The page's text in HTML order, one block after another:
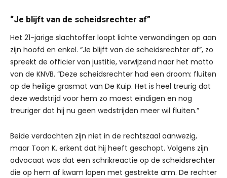
“Je blijft van de scheidsrechter af”
Het 21-jarige slachtoffer loopt lichte verwondingen op aan
zijn hoofd en enkel. “Je blijft van de scheidsrechter af”, zo
spreekt de officier van justitie, verwijzend naar het motto
van de KNVB. “Deze scheidsrechter had een droom: fluiten
op de heilige grasmat van De Kuip. Het is heel treurig dat
deze wedstrijd voor hem zo moest eindigen en nog
treuriger dat hij nu geen wedstrijden meer wil fluiten.”
Beide verdachten zijn niet in de rechtszaal aanwezig,
maar Toon K. erkent dat hij heeft geschopt. Volgens zijn
advocaat was dat een schrikreactie op de scheidsrechter
die op hem af kwam lopen met gestrekte arm. De rechter